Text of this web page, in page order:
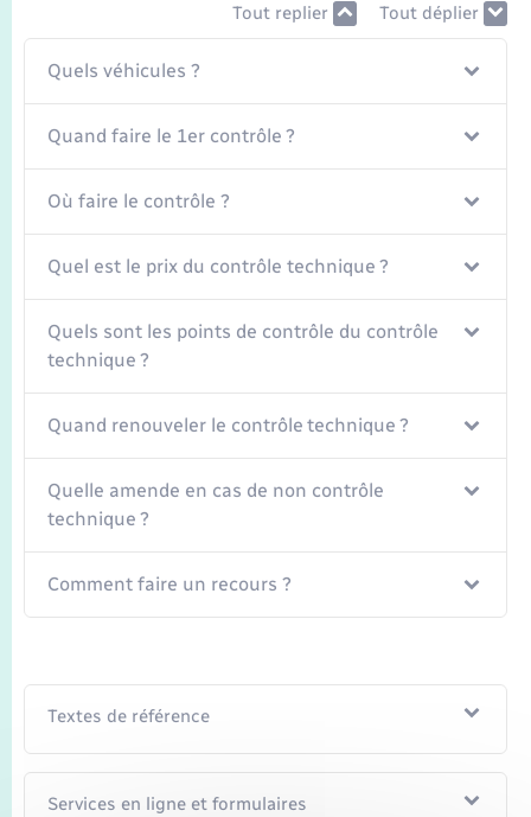
Voirie et espace public
Tout replier Tout déplier
Quels véhicules ?
Quand faire le 1er contrôle ?
Où faire le contrôle ?
Quel est le prix du contrôle technique ?
Quels sont les points de contrôle du contrôle
technique ?
Quand renouveler le contrôle technique ?
Quelle amende en cas de non contrôle
technique ?
Comment faire un recours ?
Textes de référence
Services en ligne et formulaires